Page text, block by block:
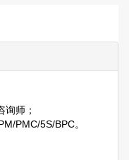
师；
PMC/5S/BPC。